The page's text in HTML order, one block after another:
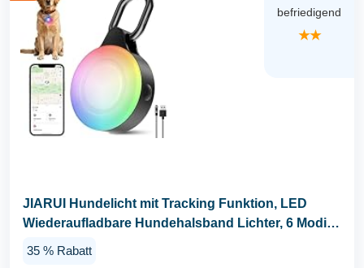
befriedigend
★★
JIARUI Hundelicht mit Tracking Funktion, LED
Wiederaufladbare Hundehalsband Lichter, 6 Modi
35 % Rabatt